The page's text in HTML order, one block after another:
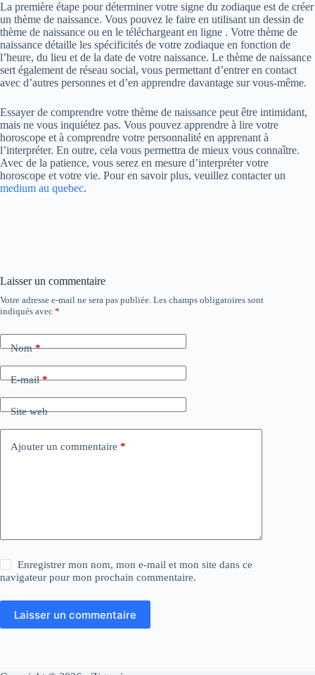
La première étape pour déterminer votre signe du zodiaque est de créer
un thème de naissance. Vous pouvez le faire en utilisant un dessin de
thème de naissance ou en le téléchargeant en ligne . Votre thème de
naissance détaille les spécificités de votre zodiaque en fonction de
l’heure, du lieu et de la date de votre naissance. Le thème de naissance
sert également de réseau social, vous permettant d’entrer en contact
avec d’autres personnes et d’en apprendre davantage sur vous-même.
Essayer de comprendre votre thème de naissance peut être intimidant,
mais ne vous inquiétez pas. Vous pouvez apprendre à lire votre
horoscope et à comprendre votre personnalité en apprenant à
l’interpréter. En outre, cela vous permettra de mieux vous connaître.
Avec de la patience, vous serez en mesure d’interpréter votre
horoscope et votre vie. Pour en savoir plus, veuillez contacter un
medium au quebec.
Laisser un commentaire
Votre adresse e-mail ne sera pas publiée. Les champs obligatoires sont
indiqués avec *
Nom*
E-mail*
Site web
Ajouter un commentaire *
Enregistrer mon nom, mon e-mail et mon site dans ce
navigateur pour mon prochain commentaire.
Laisser un commentaire